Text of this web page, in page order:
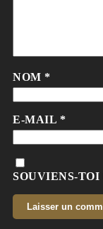
NOM *
E-MAIL *
SOUVIENS-